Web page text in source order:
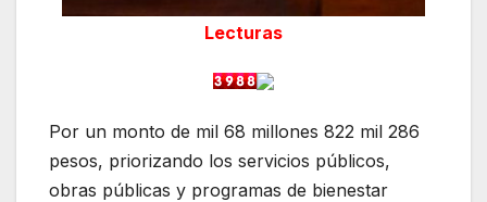
Lecturas
Por un monto de mil 68 millones 822 mil 286
pesos, priorizando los servicios públicos,
obras públicas y programas de bienestar